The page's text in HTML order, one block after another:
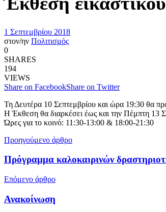
1 Σεπτεμβρίου 2018
στον/ην Πολιτισμός
0
SHARES
194
VIEWS
Share on FacebookShare on Twitter
Τη Δευτέρα 10 Σεπτεμβρίου και ώρα 19:30 θα
Η Έκθεση θα διαρκέσει έως και την Πέμπτη 13
Ώρες για το κοινό: 11:30-13:00 & 18:00-21:30
Προηγούμενο άρθρο
Πρόγραμμα καλοκαιρινών
Επόμενο άρθρο
Ανακοίνωση